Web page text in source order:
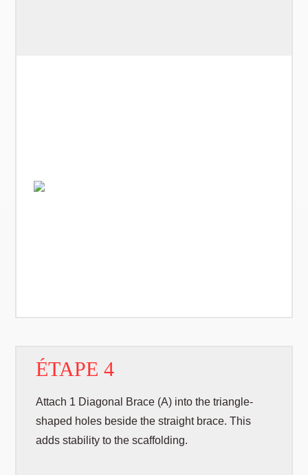
ÉTAPE 4
Attach 1 Diagonal Brace (A) into the triangle-
shaped holes beside the straight brace. This
adds stability to the scaffolding.